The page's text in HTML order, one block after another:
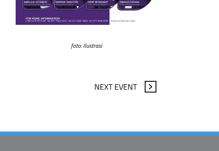
foto: Ilustrasi
NEXT EVENT